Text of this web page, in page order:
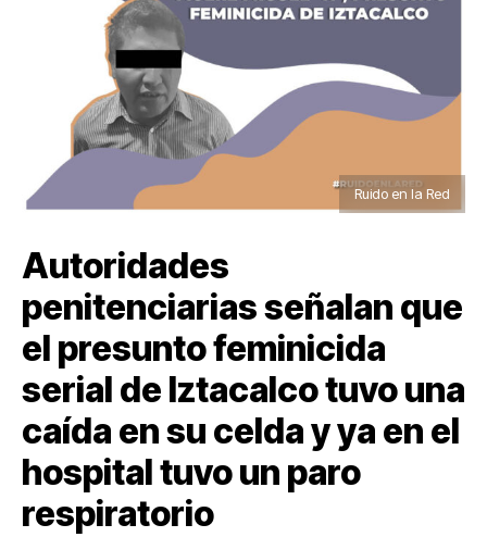
Ruido en la Red
Autoridades
penitenciarias señalan que
el presunto feminicida
serial de Iztacalco tuvo una
caída en su celda y ya en el
hospital tuvo un paro
respiratorio